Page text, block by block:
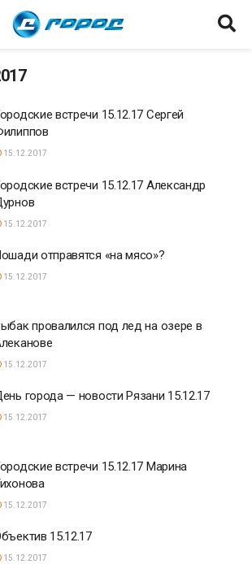
встречи 15.12.17 Сергей
15.12.2017
встречи 15.12.17 Александр
15.12.2017
отправятся «на мясо»?
15.12.2017
провалился под лед на озере в
15.12.2017
города — новости Рязани 15.12.17
15.12.2017
встречи 15.12.17 Марина
15.12.2017
15.12.17
15.12.2017